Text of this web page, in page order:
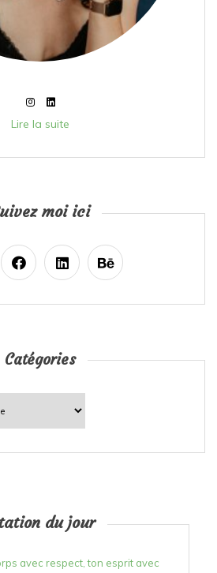
Lire la suite
moi ici
Catégories
du jour
avec respect, ton esprit avec